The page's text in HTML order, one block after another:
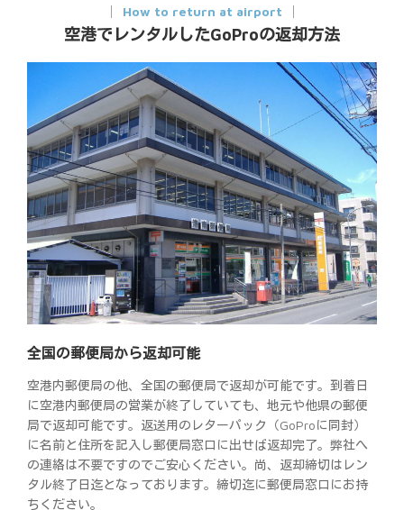
How to return at airport
空港でレンタルしたGoProの返却方法
全国の郵便局から返却可能
空港内郵便局の他、全国の郵便局で返却が可能です。到着日
に空港内郵便局の営業が終了していても、地元や他県の郵便
局で返却可能です。返送用のレターパック（GoProに同封）
に名前と住所を記入し郵便局窓口に出せば返却完了。弊社へ
の連絡は不要ですのでご安心ください。尚、返却締切はレン
タル終了日迄となっております。締切迄に郵便局窓口にお持
ちください。